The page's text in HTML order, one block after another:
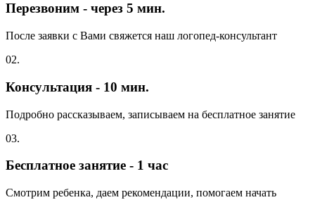
Перезвоним - через 5 мин.
После заявки с Вами свяжется наш логопед-консультант
02.
Консультация - 10 мин.
Подробно рассказываем, записываем на бесплатное занятие
03.
Бесплатное занятие - 1 час
Смотрим ребенка, даем рекомендации, помогаем начать